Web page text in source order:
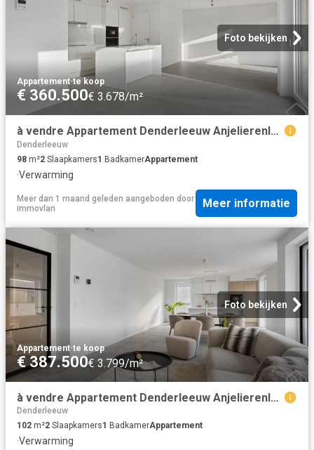
Foto bekijken
Appartement·te koop
€ 360.500€ 3.678/m²
à vendre Appartement Denderleeuw Anjelierenlaan
Denderleeuw
98 m²2 Slaapkamers1 BadkamerAppartement
·Verwarming
Meer dan 1 maand geleden aangeboden door
immovlan
Meer informatie
Foto bekijken
Appartement·te koop
€ 387.500€ 3.799/m²
à vendre Appartement Denderleeuw Anjelierenlaan
Denderleeuw
102 m²2 Slaapkamers1 BadkamerAppartement
·Verwarming